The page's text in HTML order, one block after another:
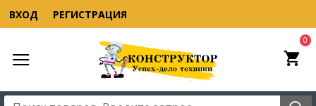
ВХОД РЕГИСТРАЦИЯ
0